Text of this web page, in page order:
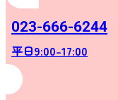
023-666-6244
平日9:00-17:00